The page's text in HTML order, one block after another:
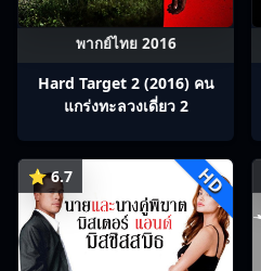
พากย์ไทย 2016
Hard Target 2 (2016) คน
แกร่งทะลวงเดี่ยว 2
⭐ 6.7 HD